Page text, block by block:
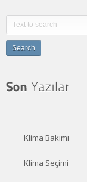
Search
Klima Bakımı
Klima Seçimi